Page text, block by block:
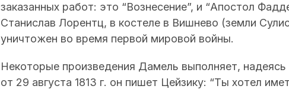
заказанных работ: это “Вознесение”, и “Апостол
Станислав Лорентц, в костеле в Вишнево (земли
уничтожен во время первой мировой войны.
Некоторые произведения Дамель выполняет,
от 29 августа 1813 г. он пишет Цейзику: “Ты хотел